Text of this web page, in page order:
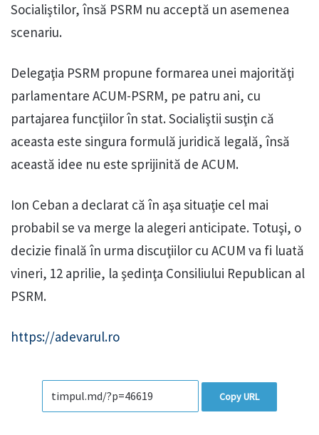
Socialiştilor, însă PSRM nu acceptă un asemenea
scenariu.
Delegaţia PSRM propune formarea unei majorităţi
parlamentare ACUM-PSRM, pe patru ani, cu
partajarea funcţiilor în stat. Socialiştii susţin că
aceasta este singura formulă juridică legală, însă
această idee nu este sprijinită de ACUM.
Ion Ceban a declarat că în aşa situaţie cel mai
probabil se va merge la alegeri anticipate. Totuşi, o
decizie finală în urma discuţiilor cu ACUM va fi luată
vineri, 12 aprilie, la şedinţa Consiliului Republican al
PSRM.
https://adevarul.ro
Copy URL